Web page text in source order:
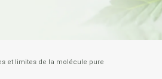
et limites de la molécule pure